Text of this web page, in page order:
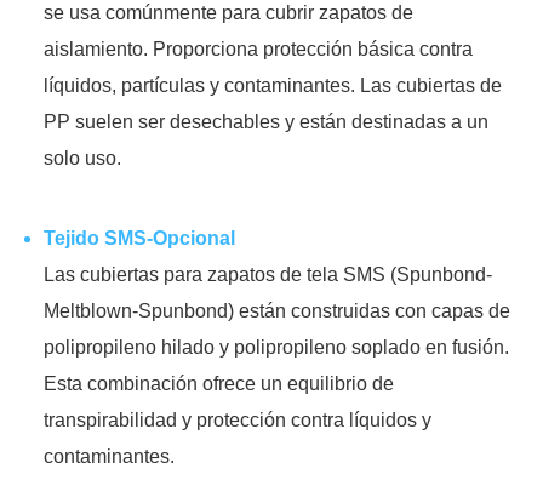
se usa comúnmente para cubrir zapatos de
aislamiento. Proporciona protección básica contra
líquidos, partículas y contaminantes. Las cubiertas de
PP suelen ser desechables y están destinadas a un
solo uso.
Tejido SMS-Opcional
Las cubiertas para zapatos de tela SMS (Spunbond-
Meltblown-Spunbond) están construidas con capas de
polipropileno hilado y polipropileno soplado en fusión.
Esta combinación ofrece un equilibrio de
transpirabilidad y protección contra líquidos y
contaminantes.